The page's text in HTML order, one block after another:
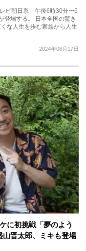
ビ朝日系 午後6時30分〜6
登場する。 日本全国の驚き
な人生を歩む家族から人生
2024年08月17日
に初挑戦「夢のよう
晋太郎、ミキも登場